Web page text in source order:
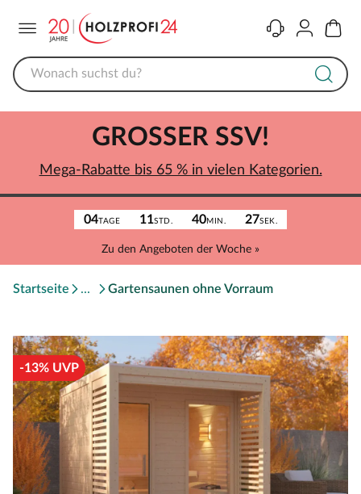
KontaktKonto
04TAGE 11STD. 40MIN. 27SEK.
Zu den Angeboten der Woche »
GROSSER SSV!
Mega-Rabatte bis 65 % in vielen Kategorien.
Startseite Gartensaunen ohne Vorraum
-13% UVP